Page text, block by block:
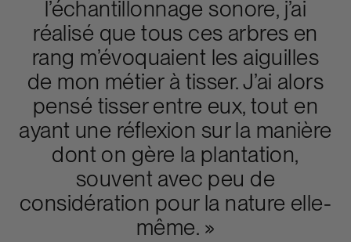
l’échantillonnage sonore, j’ai
réalisé que tous ces arbres en
rang m’évoquaient les aiguilles
de mon métier à tisser. J’ai alors
pensé tisser entre eux, tout en
ayant une réflexion sur la manière
dont on gère la plantation,
souvent avec peu de
considération pour la nature elle-
même. »